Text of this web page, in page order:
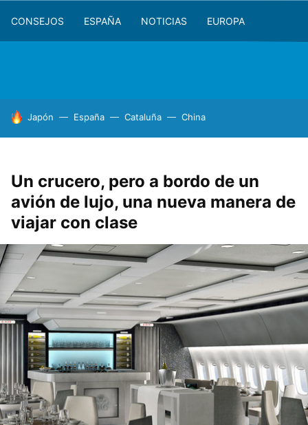
CONSEJOS ESPAÑA NOTICIAS EUROPA
HOY SE HABLA DE
Japón España Cataluña China
Un crucero, pero a bordo de un
avión de lujo, una nueva manera de
viajar con clase